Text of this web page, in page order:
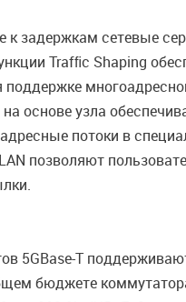
к задержкам сетевые
Trafﬁc Shaping
поддержке
основе узла
потоки в
позволяют
5GBase-T
бюджете